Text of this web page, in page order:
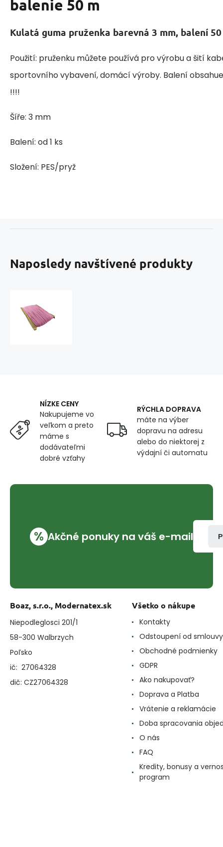
balenie 50 m
Kulatá guma pruženka barevná 3 mm, balení
Použití: pruženku můžete používá pro výrobu a šití
sportovního vybavení, domácí výroby. Balení
!!!!
Šíře: 3 mm
Balení: od 1 ks
Složení: PES/pryž
Naposledy navštívené produkty
NÍZKE CENY
Nakupujeme vo
veľkom a preto
máme s
dodávateľmi
dobré vzťahy
RÝCHLA DOPRAVA
máte na výber
dopravu na adresu
alebo do niektorej z
výdajní či automatu
% Akčné ponuky na váš e-mail
Boaz, s.r.o., Modernatex.sk
Niepodleglosci 201/1
58-300 Walbrzych
Poľsko
ič: 27064328
dič: CZ27064328
Všetko o nákupe
Kontakty
Odstoupení od smlouvy
Obchodné podmienky
GDPR
Ako nakupovať?
Doprava a Platba
Vrátenie a reklamácie
Doba spracovania
O nás
FAQ
Kredity, bonusy a
program